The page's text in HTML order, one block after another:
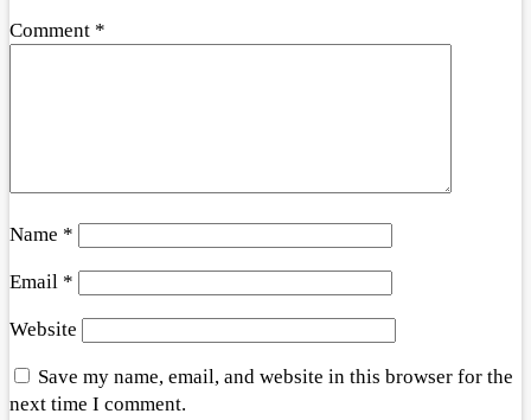
Comment *
Name *
Email *
Website
Save my name, email, and website in this browser for the
next time I comment.